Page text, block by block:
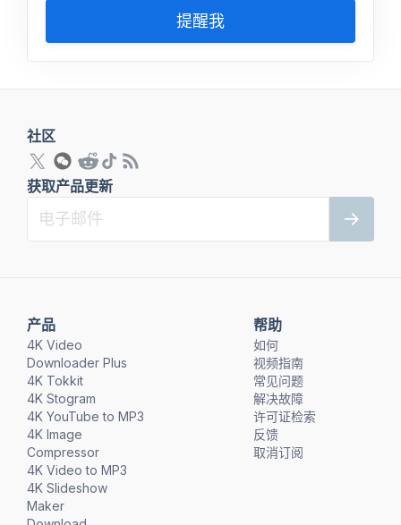
提醒我
产品
4K Video
Downloader Plus
4K Tokkit
4K Stogram
4K YouTube to MP3
4K Image
Compressor
4K Video to MP3
4K Slideshow
Maker
帮助
如何
视频指南
常见问题
解决故障
许可证检索
反馈
取消订阅
社区
获取产品更新